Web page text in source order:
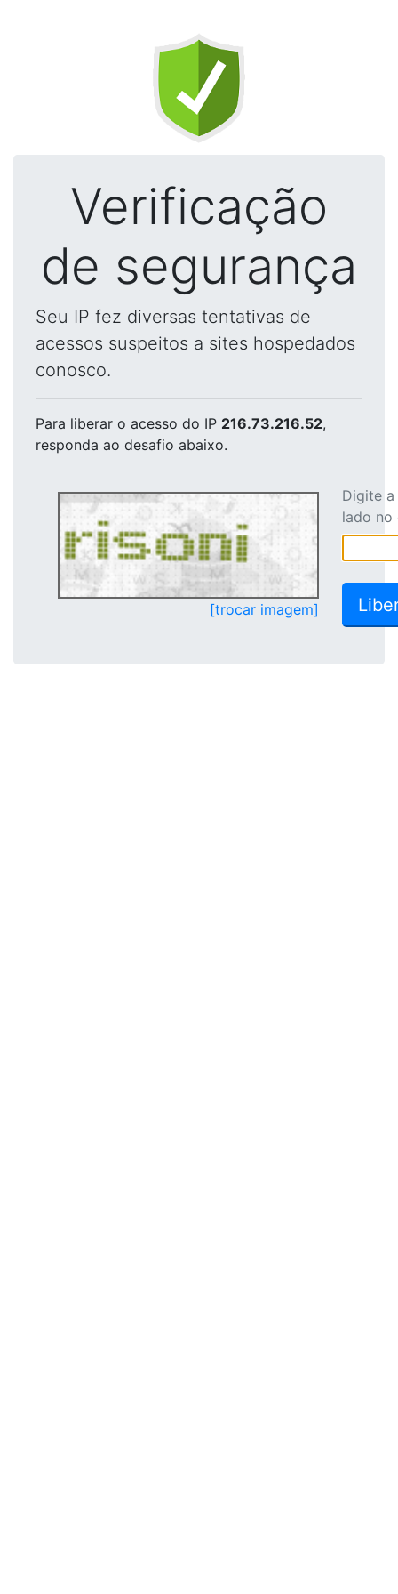
Verificação
de segurança
Seu IP fez diversas tentativas de
acessos suspeitos a sites hospedados
conosco.
Para liberar o acesso do IP 216.73.216.52,
responda ao desafio abaixo.
[trocar imagem]
Digite
lado no